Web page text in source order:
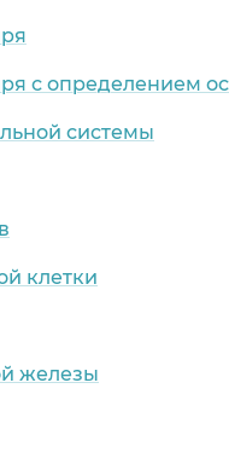
с определением
системы
клетки
железы